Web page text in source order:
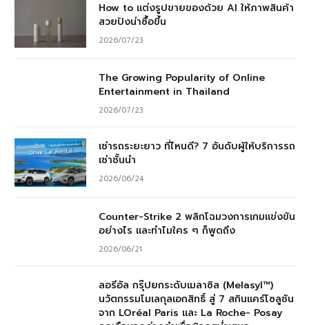
How to แต่งรูปขายของด้วย AI ให้ภาพสินค้า
สวยปังน่าซื้อขึ้น
2026/07/23
The Growing Popularity of Online
Entertainment in Thailand
2026/07/23
เช่ารถระยะยาว ที่ไหนดี? 7 อันดับผู้ให้บริการรถ
เช่าชั้นนำ
2026/06/24
Counter-Strike 2 พลิกโฉมวงการเกมแข่งขัน
อย่างไร และทำไมใคร ๆ ก็พูดถึง
2026/06/21
ลอรีอัล กรุ๊ปยกระดับเมลาซิล (Melasyl™)
นวัตกรรมโมเลกุลเอกสิทธิ์ สู่ 7 สกินแคร์โซลูชัน
จาก LOréal Paris และ La Roche- Posay